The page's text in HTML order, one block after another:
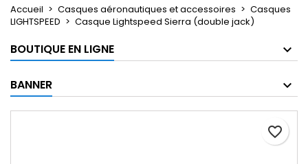
Accueil Casques aéronautiques et accessoires
Casques
LIGHTSPEED
Casque Lightspeed Sierra (double jack)
BOUTIQUE EN LIGNE
BANNER
favorite_border